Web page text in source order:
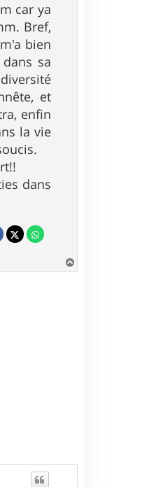
car ya
Bref,
bien
sa
et
enfin
la vie
dans
a